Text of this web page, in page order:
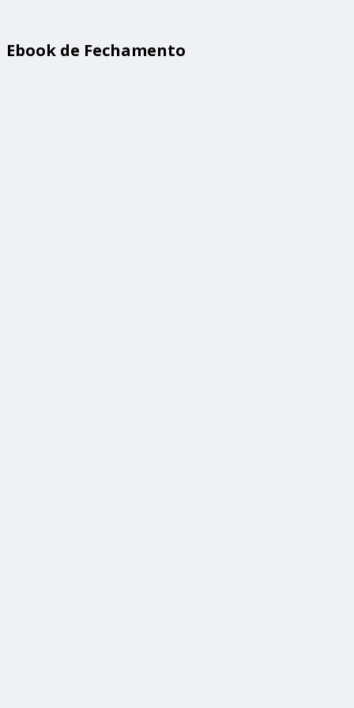
Ebook de Fechamento